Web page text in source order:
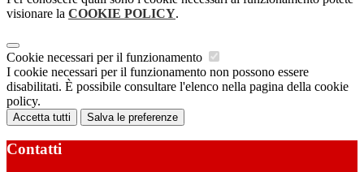
visionare la COOKIE POLICY.
Cookie necessari per il funzionamento
I cookie necessari per il funzionamento non possono essere
disabilitati. È possibile consultare l'elenco nella pagina della cookie
policy.
Accetta tutti Salva le preferenze
Contatti